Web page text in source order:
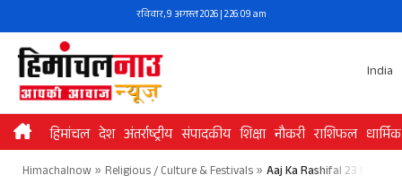
to
content
रविवार, 9 अगस्त 2026 | 2:26:09 am
India
हिमांचल देश अंतर्राष्ट्रीय संपादकीय शिक्षा नौकरी राशिफल धार्मिक
Himachalnow» Religious / Culture & Festivals» Aaj Ka Rashifal 23